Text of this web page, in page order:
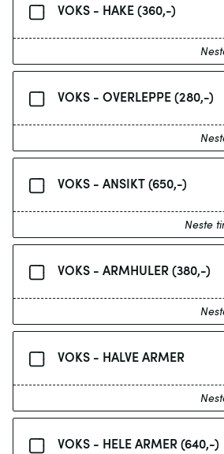
VOKS - HAKE (360,-)
VOKS - OVERLEPPE (280,-)
VOKS - ANSIKT (650,-)
Neste
VOKS - ARMHULER (380,-)
VOKS - HALVE ARMER
VOKS - HELE ARMER (640,-)